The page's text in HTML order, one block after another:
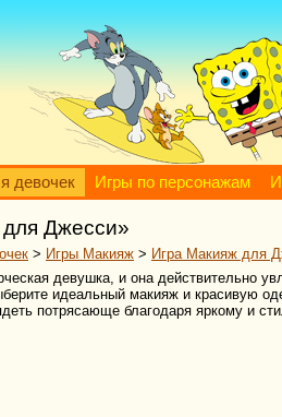
девочек Игры по персонажам
Джесси»
> Игры Макияж > Игра Макияж для
девушка, и она действительно
идеальный макияж и красивую
потрясающе благодаря яркому и